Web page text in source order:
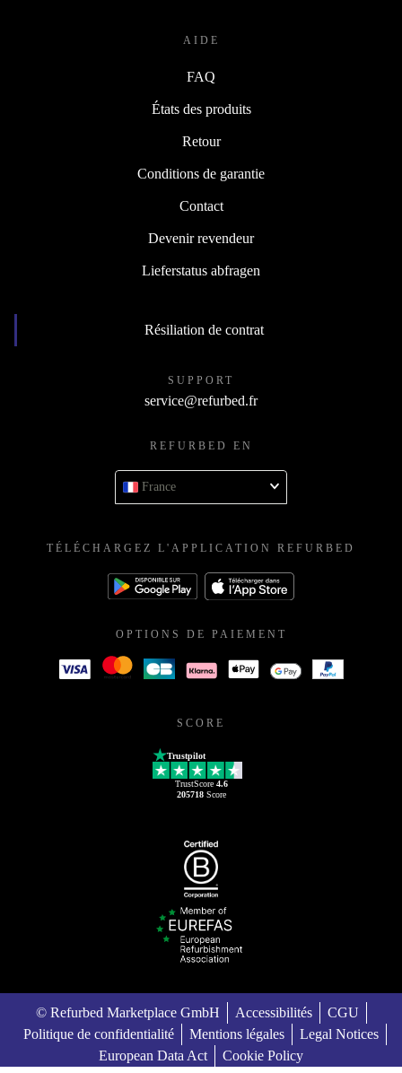
AIDE
FAQ
États des produits
Retour
Conditions de garantie
Contact
Devenir revendeur
Lieferstatus abfragen
Résiliation de contrat
SUPPORT
service@refurbed.fr
REFURBED EN
France
TÉLÉCHARGEZ L'APPLICATION REFURBED
OPTIONS DE PAIEMENT
SCORE
Trustpilot
TrustScore 4.6
205718Score
© Refurbed Marketplace GmbH Accessibilités
CGU
Politique de confidentialité
Mentions légales
Legal Notices
European Data Act
Cookie Policy